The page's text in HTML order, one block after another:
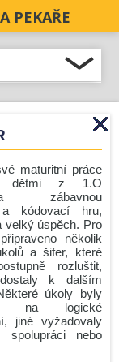
PEKAŘE
maturitní práce
dětmi z 1.O
zábavnou
kódovací hru,
velký úspěch. Pro
několik
a šifer, které
rozluštit,
k dalším
úkoly byly
na logické
jiné vyžadovaly
spolupráci nebo